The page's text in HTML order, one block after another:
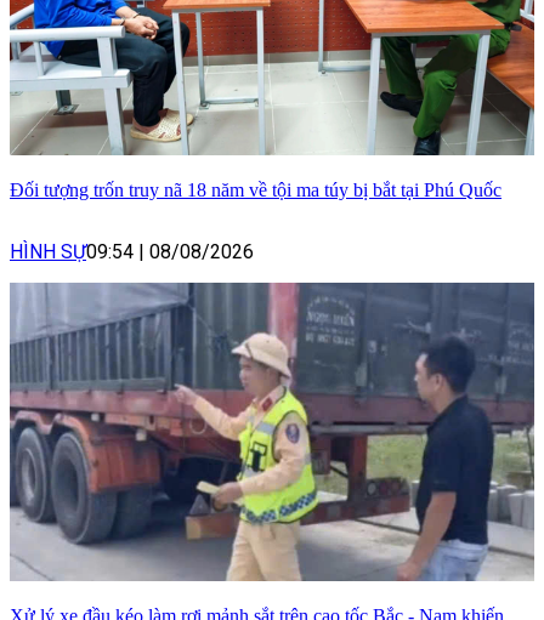
Đối tượng trốn truy nã 18 năm về tội ma túy bị bắt tại Phú Quốc
HÌNH SỰ09:54 08/08/2026
Xử lý xe đầu kéo làm rơi mảnh sắt trên cao tốc Bắc - Nam khiến